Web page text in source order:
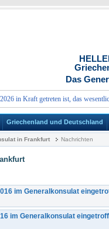
Das
Kraft getreten ist, das
Griechenland und Deutschland
in Frankfurt Nachrichten
im Generalkonsulat
im Generalkonsulat